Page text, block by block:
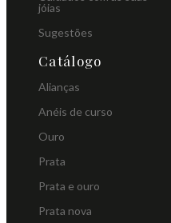
jóias
Sugestões
Catálogo
Alianças
Anéis de curso
Ouro
Prata
Prata e ouro
Prata nova